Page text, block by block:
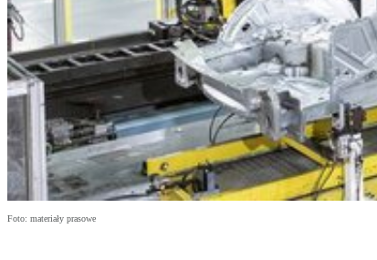
Foto: materiały prasowe